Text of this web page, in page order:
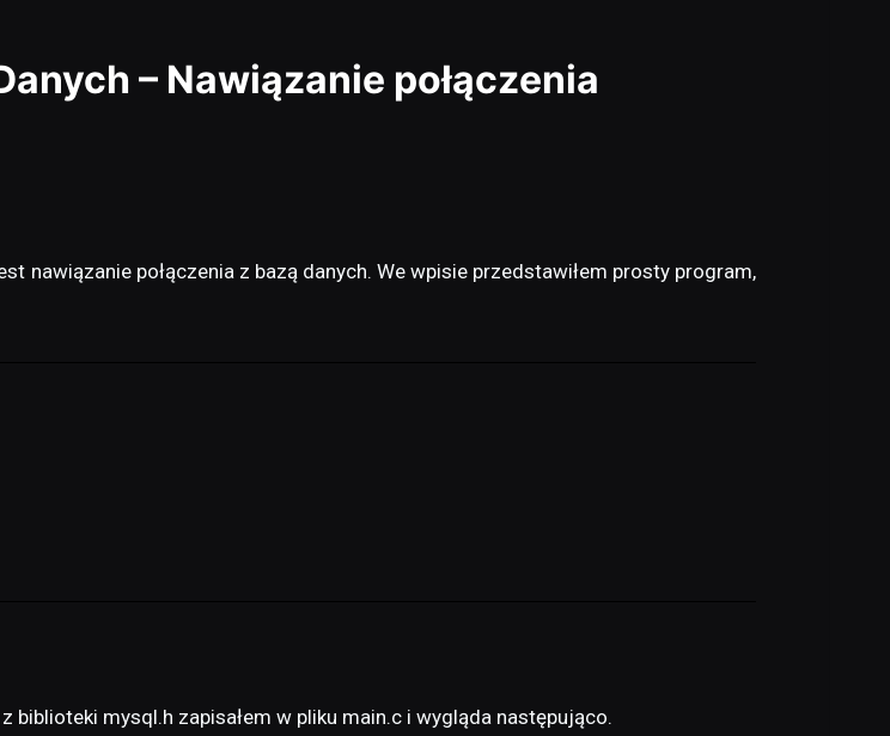
– Nawiązanie połączenia
nawiązanie połączenia z bazą danych. We wpisie przedstawiłem prosty program,
mysql.h zapisałem w pliku main.c i wygląda następująco.